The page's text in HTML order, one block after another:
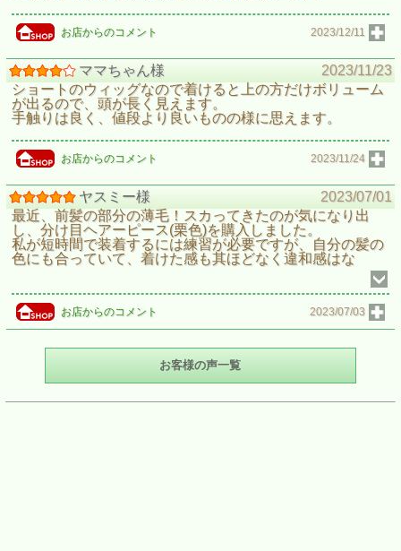
お店からのコメント 2023/12/11
ママちゃん様
2023/11/23
ショートのウィッグなので着けると上の方だけボリューム
が出るので、頭が長く見えます。
手触りは良く、値段より良いものの様に思えます。
お店からのコメント 2023/11/24
ヤスミー様
2023/07/01
最近、前髪の部分の薄毛！スカってきたのが気になり出
し、分け目ヘアーピース(栗色)を購入しました。
私が短時間で装着するには練習が必要ですが、自分の髪の
色にも合っていて、着けた感も其ほどなく違和感はな
お店からのコメント 2023/07/03
お客様の声一覧